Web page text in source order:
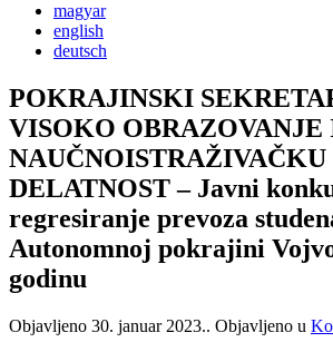
magyar
english
deutsch
POKRAJINSKI
VISOKO OBRAZOVANJE
NAUČNOISTRAŽIVAČKU
DELATNOST – Javni
regresiranje prevoza
Autonomnoj pokrajini
godinu
Objavljeno 30. januar 2023.. Objavljeno u